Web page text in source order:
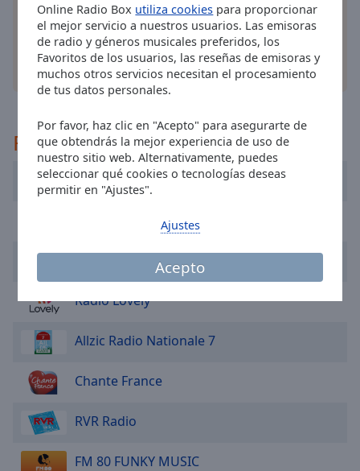
Online Radio Box utiliza cookies para proporcionar
el mejor servicio a nuestros usuarios. Las emisoras
de radio y géneros musicales preferidos, los
Favoritos de los usuarios, las reseñas de emisoras y
muchos otros servicios necesitan el procesamiento
de tus datos personales.
Por favor, haz clic en "Acepto" para asegurarte de
que obtendrás la mejor experiencia de uso de
nuestro sitio web. Alternativamente, puedes
seleccionar qué cookies o tecnologías deseas
permitir en "Ajustes".
Acepto
Ajustes
window.
Opacity
Opacity
Caption
Background
Opacity
otras opciones
Recomendado
FIP Radio
Radio Lovely
Allzic Radio Nationale 7
Chante France
RVR Radio
FM 80 FUNKY MUSIC